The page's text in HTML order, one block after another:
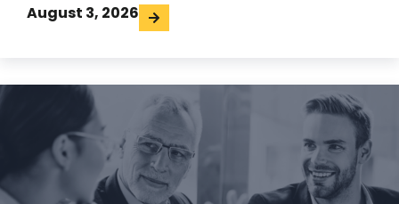
August 3, 2026